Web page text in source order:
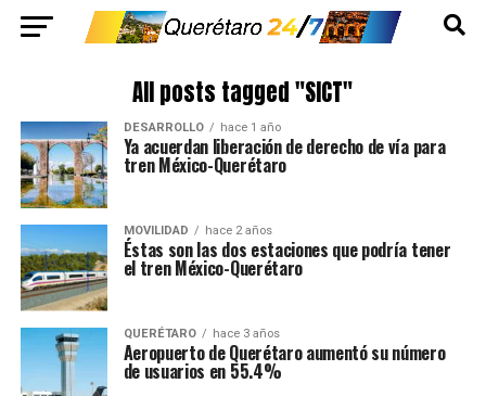
All posts tagged "SICT"
DESARROLLO hace 1 año
Ya acuerdan liberación de derecho de vía para
tren México-Querétaro
MOVILIDAD hace 2 años
Éstas son las dos estaciones que podría tener
el tren México-Querétaro
QUERÉTARO hace 3 años
Aeropuerto de Querétaro aumentó su número
de usuarios en 55.4%